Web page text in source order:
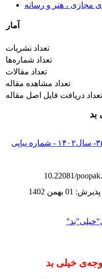
مجازی ، هنر و رسانه
آمار
تعداد نشریات
تعداد شماره‌ها
تعداد مقالات
تعداد مشاهده مقاله
تعداد دریافت فایل اصل مقاله
دوره 30، مجله پوپک دی مسلسل۳۵۴- سال۱۴۰۲ - شماره پیاپی
10.22081/
پذیرش: 01 بهمن 1402
خیلی بد